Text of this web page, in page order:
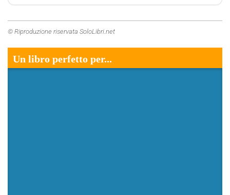
© Riproduzione riservata SoloLibri.net
Un libro perfetto per...